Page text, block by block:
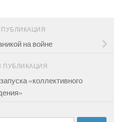
на войне
ПУБЛИКАЦИЯ
«коллективного